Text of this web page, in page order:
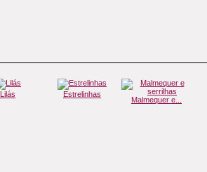
Lilás Estrelinhas
Malmequer e...